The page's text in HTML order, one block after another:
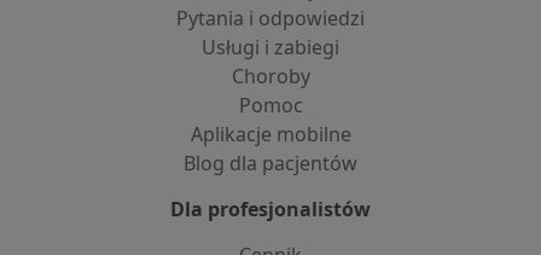
Pytania i odpowiedzi
Usługi i zabiegi
Choroby
Pomoc
Aplikacje mobilne
Blog dla pacjentów
Dla profesjonalistów